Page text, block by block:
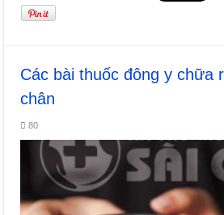
Các bài thuốc đông y chữa
chân
80